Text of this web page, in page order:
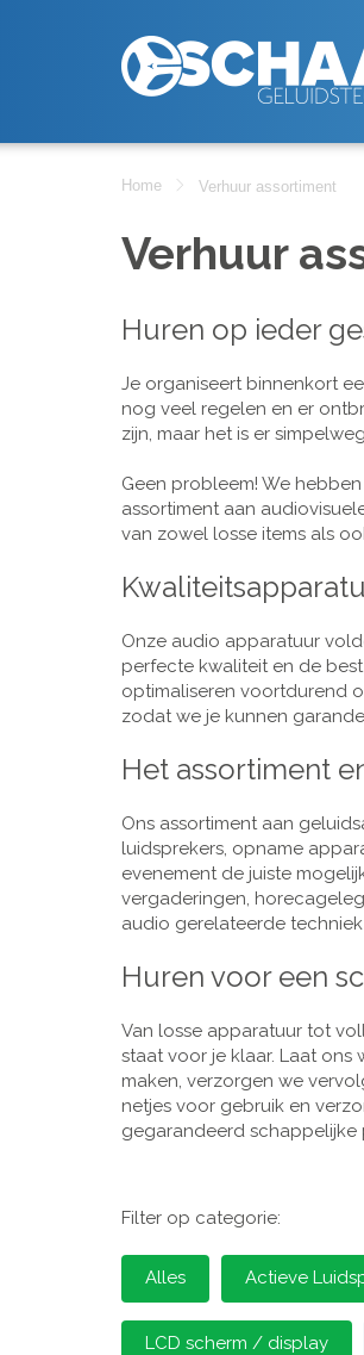
Home Verhuur assortiment
Verhuur
Huren op ieder
Je organiseert binnenkort
nog veel regelen en er
zijn, maar het is er
Geen probleem! We
assortiment aan
van zowel losse items als
Onze audio apparatuur
perfecte kwaliteit en de
optimaliseren voortdurend
zodat we je kunnen
Het assortiment
Ons assortiment aan
luidsprekers, opname
evenement de juiste
vergaderingen,
audio gerelateerde
Huren voor een
Van losse apparatuur tot
staat voor je klaar. Laat
maken, verzorgen we
netjes voor gebruik en
gegarandeerd schappelijke
Filter op categorie:
Alles Actieve
LCD scherm / display